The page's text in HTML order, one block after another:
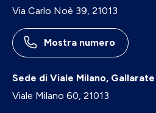
Via Carlo Noè 39, 21013
Mostra numero
Sede di Viale Milano, Gallarate
Viale Milano 60, 21013